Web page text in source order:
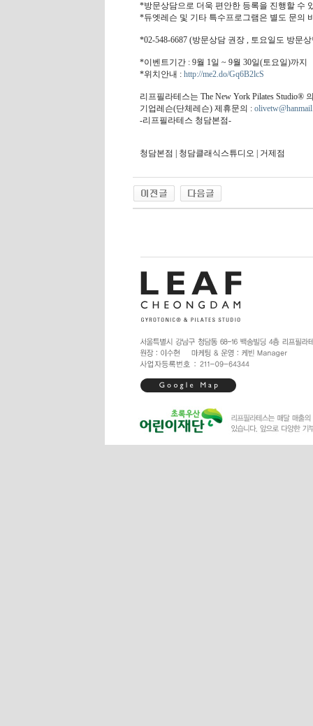
*방문상담으로 더욱 편안한 등록을 진행할 수
*듀엣레슨 및 기타 특수프로그램은 별도 문의
*02-548-6687 (방문상담 권장 , 토요일도 방문
*이벤트기간 : 9월 1일 ~ 9월 30일(토요일)까지
*위치안내 : http://me2.do/Gq6B2lcS
리프필라테스는 The New York Pilates Studio®
기업레슨(단체레슨) 제휴문의 :
-리프필라테스 청담본점-
청담본점 | 청담클래식스튜디오 | 거제점